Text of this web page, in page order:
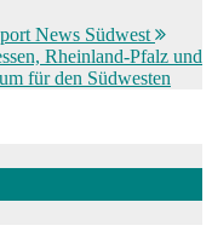
News Südwest
Rheinland-Pfalz und
für den Südwesten